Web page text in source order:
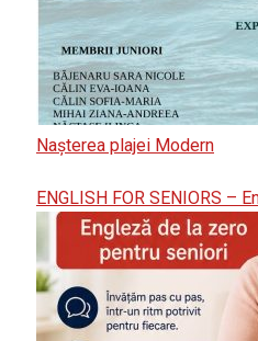
Nașterea plajei Modern
ENGLISH FOR SENIORS –